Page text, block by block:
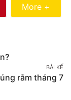
Share
More +
BÀI KẾ
rằm tháng 7